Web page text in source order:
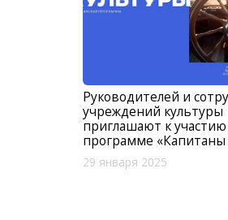
Руководителей и
учреждений культуры
приглашают к
программе «Капитаны
29 января 2025